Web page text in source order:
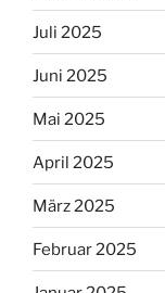
Juli 2025
Juni 2025
Mai 2025
April 2025
März 2025
Februar 2025